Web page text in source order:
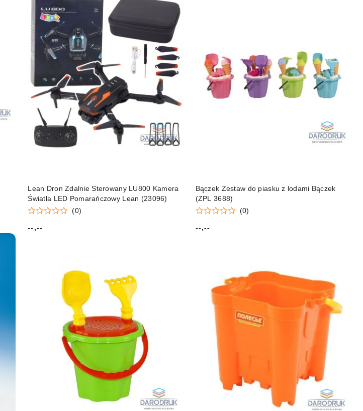
Lean Dron Zdalnie Sterowany LU800 Kamera
Światła LED Pomarańczowy Lean (23096)
(0)
Cena:
--,--
Bączek Zestaw do piasku z lodami Bączek
(ZPL 3688)
(0)
Cena:
--,--